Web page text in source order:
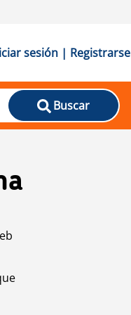
sesión | Registrarse
Buscar